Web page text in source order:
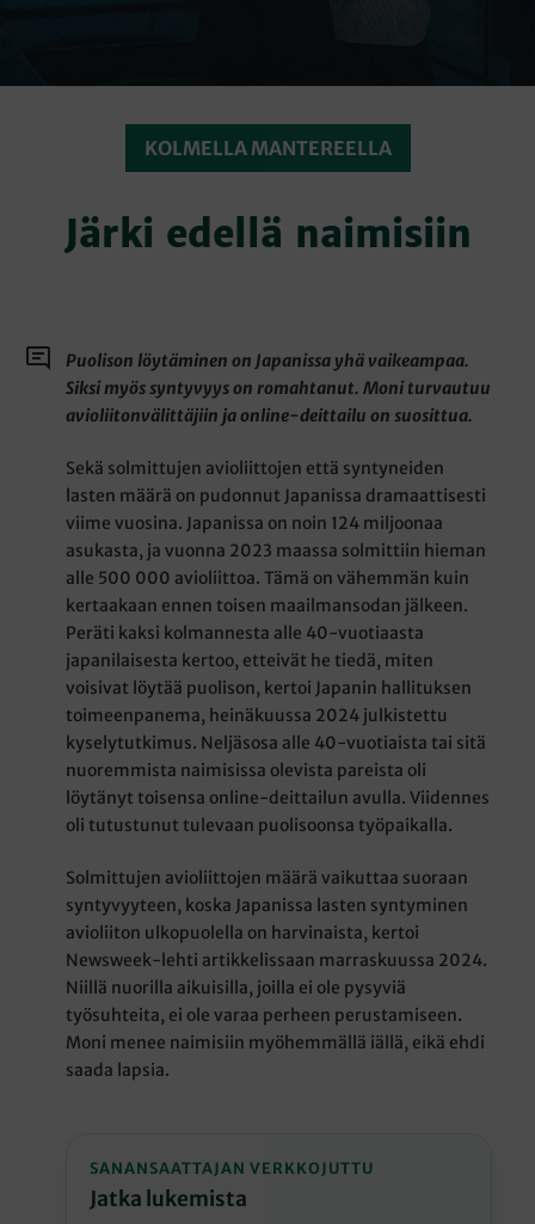
KOLMELLA MANTEREELLA
Järki edellä naimisiin
Puolison löytäminen on Japanissa yhä vaikeampaa.
Siksi myös syntyvyys on romahtanut. Moni turvautuu
avioliitonvälittäjiin ja online-deittailu on suosittua.
Sekä solmittujen avioliittojen että syntyneiden
lasten määrä on pudonnut Japanissa dramaattisesti
viime vuosina. Japanissa on noin 124 miljoonaa
asukasta, ja vuonna 2023 maassa solmittiin hieman
alle 500 000 avioliittoa. Tämä on vähemmän kuin
kertaakaan ennen toisen maailmansodan jälkeen.
Peräti kaksi kolmannesta alle 40-vuotiaasta
japanilaisesta kertoo, etteivät he tiedä, miten
voisivat löytää puolison, kertoi Japanin hallituksen
toimeenpanema, heinäkuussa 2024 julkistettu
kyselytutkimus. Neljäsosa alle 40-vuotiaista tai sitä
nuoremmista naimisissa olevista pareista oli
löytänyt toisensa online-deittailun avulla. Viidennes
oli tutustunut tulevaan puolisoonsa työpaikalla.
Solmittujen avioliittojen määrä vaikuttaa suoraan
syntyvyyteen, koska Japanissa lasten syntyminen
avioliiton ulkopuolella on harvinaista, kertoi
Newsweek-lehti artikkelissaan marraskuussa 2024.
Niillä nuorilla aikuisilla, joilla ei ole pysyviä
työsuhteita, ei ole varaa perheen perustamiseen.
Moni menee naimisiin myöhemmällä iällä, eikä ehdi
saada lapsia.
SANANSAATTAJAN VERKKOJUTTU
Jatka lukemista